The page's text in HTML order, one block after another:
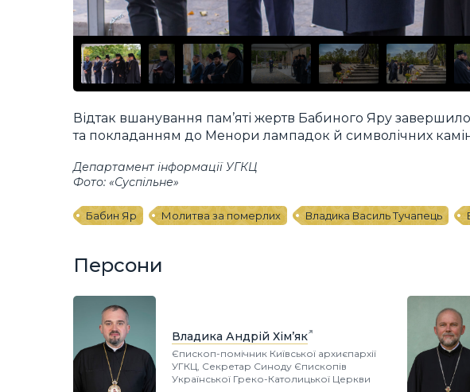
Відтак вшанування пам’яті жертв Бабиного Яру
та покладанням до Менори лампадок й символічних
Департамент інформації УГКЦ
Фото: «Суспільне»
Бабин Яр Молитва за померлих Владика Василь Тучапець
Персони
Владика Андрій Хім’як
Єпископ-помічник Київської архиєпархії
УГКЦ, Секретар Синоду Єпископів
Української Греко-Католицької Церкви